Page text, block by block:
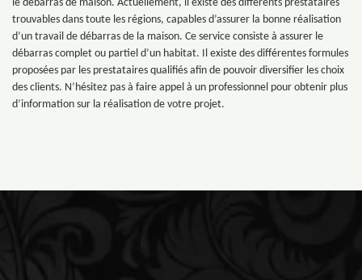
le débarras de maison. Actuellement, il existe des différents prestataires
trouvables dans toute les régions, capables d’assurer la bonne réalisation
d’un travail de débarras de la maison. Ce service consiste à assurer le
débarras complet ou partiel d’un habitat. Il existe des différentes formules
proposées par les prestataires qualifiés afin de pouvoir diversifier les choix
des clients. N’hésitez pas à faire appel à un professionnel pour obtenir plus
d’information sur la réalisation de votre projet.